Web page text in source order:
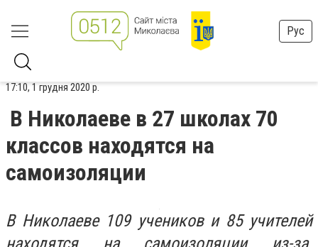
Рус
17:10, 1 грудня 2020 р.
В Николаеве в 27 школах 70
классов находятся на
самоизоляции
В Николаеве 109 учеников и 85 учителей